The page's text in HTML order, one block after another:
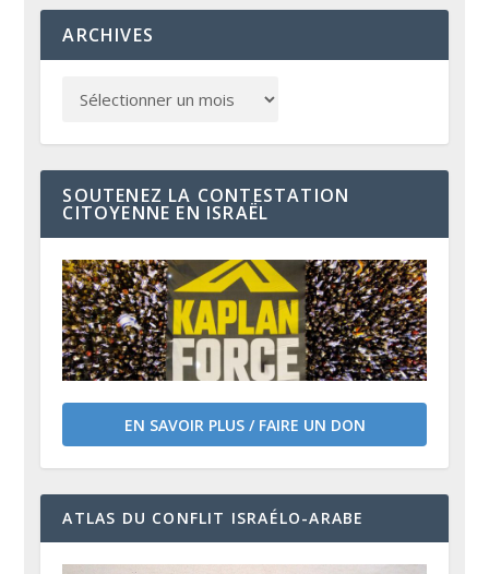
ARCHIVES
SOUTENEZ LA CONTESTATION
CITOYENNE EN ISRAËL
EN SAVOIR PLUS / FAIRE UN DON
ATLAS DU CONFLIT ISRAÉLO-ARABE